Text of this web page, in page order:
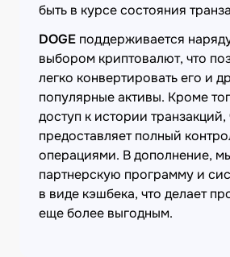
быть в курсе состояния
DOGE поддерживается
выбором криптовалют, что
легко конвертировать его и
популярные активы. Кроме
доступ к истории транзакций,
предоставляет полный
операциями. В дополнение,
партнерскую программу и
в виде кэшбека, что делает
еще более выгодным.